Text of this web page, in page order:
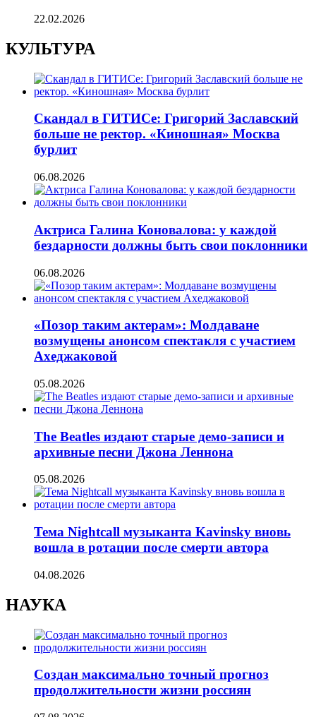
22.02.2026
КУЛЬТУРА
Скандал в ГИТИСе: Григорий Заславский
больше не ректор. «Киношная» Москва
бурлит
06.08.2026
Актриса Галина Коновалова: у каждой
бездарности должны быть свои поклонники
06.08.2026
«Позор таким актерам»: Молдаване
возмущены анонсом спектакля с участием
Ахеджаковой
05.08.2026
The Beatles издают старые демо-записи и
архивные песни Джона Леннона
05.08.2026
Тема Nightcall музыканта Kavinsky вновь
вошла в ротации после смерти автора
04.08.2026
НАУКА
Создан максимально точный прогноз
продолжительности жизни россиян